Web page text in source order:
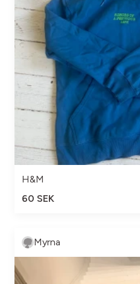
H&M
60 SEK
Myrna